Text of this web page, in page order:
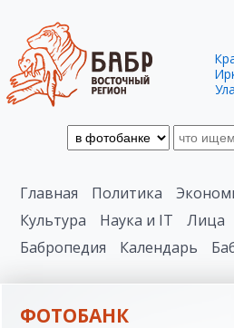
Главная Политика
Культура
Наука и IT Лица
Бабропедия
Календарь
ФОТОБАНК